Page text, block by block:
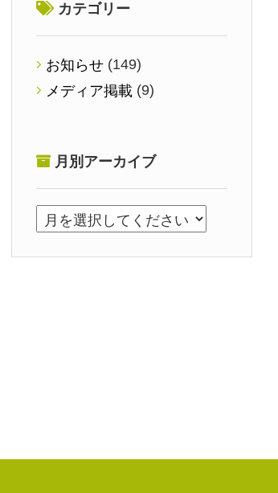
カテゴリー
お知らせ (149)
メディア掲載 (9)
月別アーカイブ